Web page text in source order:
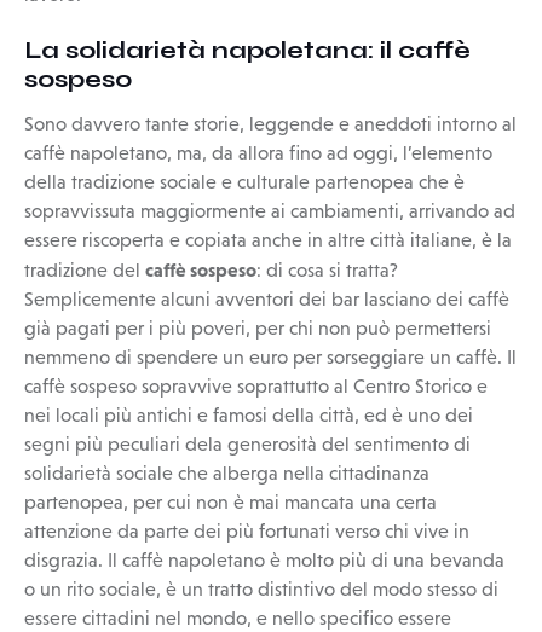
La solidarietà napoletana: il caffè
sospeso
Sono davvero tante storie, leggende e aneddoti intorno al
caffè napoletano, ma, da allora fino ad oggi, l’elemento
della tradizione sociale e culturale partenopea che è
sopravvissuta maggiormente ai cambiamenti, arrivando ad
essere riscoperta e copiata anche in altre città italiane, è la
tradizione del caffè sospeso: di cosa si tratta?
Semplicemente alcuni avventori dei bar lasciano dei caffè
già pagati per i più poveri, per chi non può permettersi
nemmeno di spendere un euro per sorseggiare un caffè. Il
caffè sospeso sopravvive soprattutto al Centro Storico e
nei locali più antichi e famosi della città, ed è uno dei
segni più peculiari dela generosità del sentimento di
solidarietà sociale che alberga nella cittadinanza
partenopea, per cui non è mai mancata una certa
attenzione da parte dei più fortunati verso chi vive in
disgrazia. Il caffè napoletano è molto più di una bevanda
o un rito sociale, è un tratto distintivo del modo stesso di
essere cittadini nel mondo, e nello specifico essere